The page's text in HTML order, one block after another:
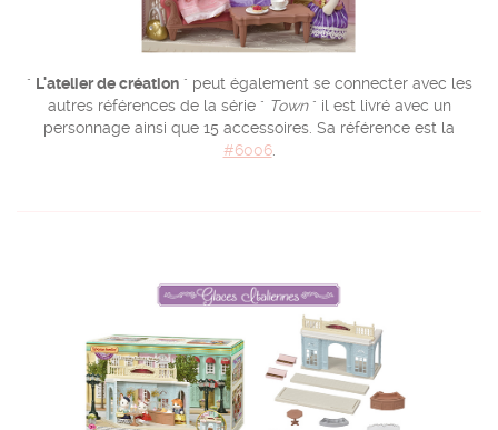
" L'atelier de création" peut également se connecter avec les
autres références de la série " Town" il est livré avec un
personnage ainsi que 15 accessoires. Sa référence est la
#6006.